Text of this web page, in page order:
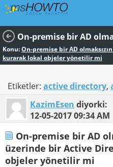
Konu:On-premise bir AD
kurarak lokal objeler yönetilir mi
Etiketler: active directory,
KazimEsen diyorki:
12-05-201709:34 AM
On-premise bir AD
üzerinde bir Active
objeler yönetilir mi